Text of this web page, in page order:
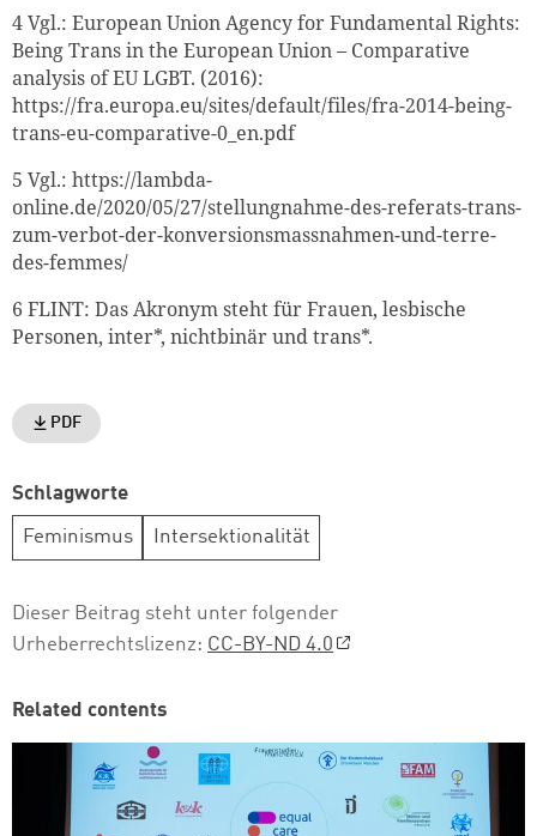
4Vgl.: European Union Agency for Fundamental Rights:
Being Trans in the European Union – Comparative
analysis of EU LGBT. (2016):
https://fra.europa.eu/sites/default/files/fra-2014-being-
trans-eu-comparative-0_en.pdf
5 Vgl.: https://lambda-
online.de/2020/05/27/stellungnahme-des-referats-trans-
zum-verbot-der-konversionsmassnahmen-und-terre-
des-femmes/
6 FLINT: Das Akronym steht für Frauen, lesbische
Personen, inter*, nichtbinär und trans*.
PDF
Schlagworte
Feminismus Intersektionalität
Dieser Beitrag steht unter folgender
Urheberrechtslizenz: CC-BY-ND 4.0
Related contents